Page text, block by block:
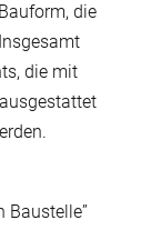
die
die mit
Baustelle”